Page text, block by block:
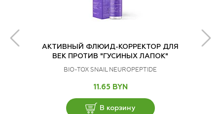
АКТИВНЫЙ ФЛЮИД-КОРРЕКТОР ДЛЯ
ВЕК ПРОТИВ "ГУСИНЫХ ЛАПОК"
BIO-TOX SNAIL NEUROPEPTIDE
11.65 BYN
В корзину